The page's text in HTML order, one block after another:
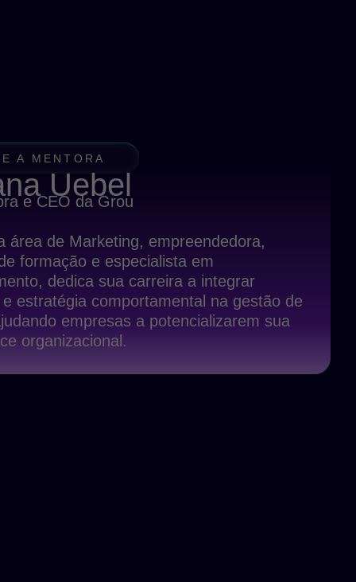
A MENTORA
Uebel
e CEO da Grou
área de Marketing, empreendedora,
formação e especialista em
dedica sua carreira a integrar
estratégia comportamental na gestão de
empresas a potencializarem sua
organizacional.